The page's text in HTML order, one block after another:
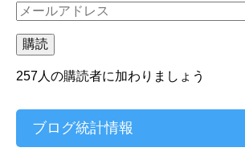
メ
ー
ル
ア
ド
ス
購読
257人の購読者に加わりましょう
ブログ統計情報